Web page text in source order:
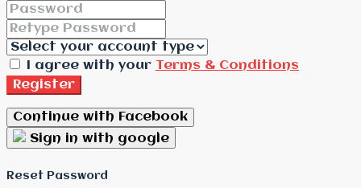
I agree with your Terms & Conditions
Register
Continue with Facebook
Sign in with google
Reset Password